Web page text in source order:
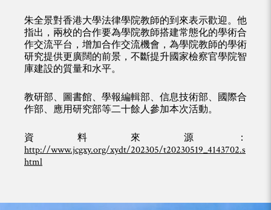
朱全景對香港大學法律學院教師的到來表示歡迎。他
指出，兩校的合作要為學院教師搭建常態化的學術合
作交流平台，增加合作交流機會，為學院教師的學術
研究提供更廣闊的前景，不斷提升國家檢察官學院智
庫建設的質量和水平。
教研部、圖書館、學報編輯部、信息技術部、國際合
作部、應用研究部等二十餘人參加本次活動。
資料來源：
http://www.jcgxy.org/xydt/202305/t20230519_4143702.s
html